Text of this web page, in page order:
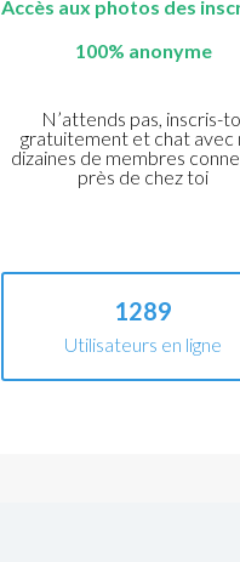
Accès aux photos des
100% anonyme
N’attends pas, inscris-
gratuitement et chat avec
dizaines de membres
près de chez toi
1289
Utilisateurs en ligne